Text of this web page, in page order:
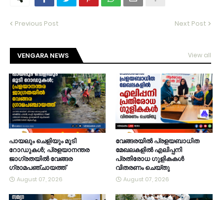
Previous Post Next Post
VENGARA NEWS View all
പായലും ചെളിയും മൂടി
റോഡുകൾ; പ്രളയാനന്തര
ജാഗ്രതയിൽ വേങ്ങര
ഗ്രാമപഞ്ചായത്ത്
August 07, 2026
വേങ്ങരയിൽ പ്രളയബാധിത
മേഖലകളിൽ എലിപ്പനി
പ്രതിരോധ ഗുളികകൾ
വിതരണം ചെയ്തു
August 07, 2026